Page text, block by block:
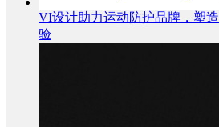
VI设计助力运动防护品牌，塑
验